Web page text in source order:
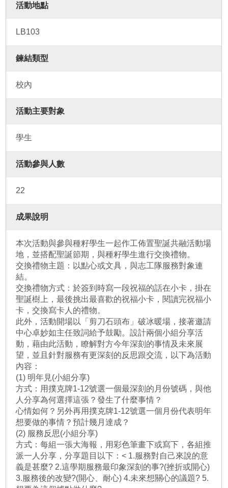
活動地點
LB103
鍊結類型
校內
活動主要對象
學生
活動參與人數
22
成果說明
本次活動與參與種籽學生一起作工佈置聖誕共融活動場
地，並搭配聖誕節期，與種籽學生進行交換禮物。
交換禮物主題：以點心或文具，與志工隊服務對象連
結。
交換禮物方式：於簽到時寫一段祝福的話在小卡，掛在
聖誕樹上，最後挑出最喜歡的祝福小卡，閱讀完祝福小
卡，交換寫卡人的禮物。
此外，活動開場以「剪刀石頭布」破冰暖場，接著邀請
中心卓妙如主任致詞給予鼓勵。設計兩個小組分享活
動，藉由此活動，瞭解對方今年深刻的事情及未來展
望，並且針對服務有更深刻的反思跟交流，以下為活動
內容：
(1) 明年見(小組分享)
方式：用撲克牌1-12號選一個最深刻的月份號碼，與他
人分享為何選擇這張？發生了什麼事情？
心情如何？另外再用撲克牌1-12號選一個月份代表明年
想要做的事情？預計幾月達成？
(2) 服務反思(小組分享)
方式：每組一張大海報，用彩色筆畫下或寫下，各組推
派一人分享，分享題目以下：< 1.服務對自己來說的意
義是甚麼? 2.這學期服務最印象深刻的事?(挫折或開心)
3.服務後的改變?(開心、耐心) 4.未來想關心的議題? 5.